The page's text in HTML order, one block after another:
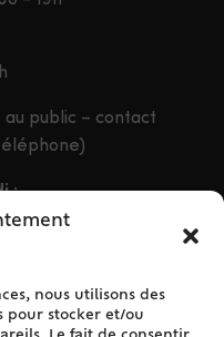
nous utilisons des
pour stocker et/ou
au public – contact
:
– 16h30